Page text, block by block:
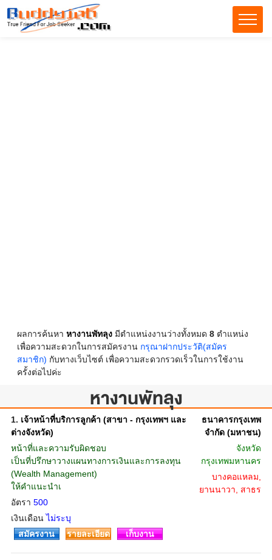
ผลการค้นหา หางานพัทลุงมีตำแหน่งงานว่างทั้งหมด 8ตำแหน่ง
เพื่อความสะดวกในการสมัครงาน กรุณาฝากประวัติ(สมัคร
สมาชิก) กับทางเว็บไซต์ เพื่อความสะดวกรวดเร็วในการใช้งาน
ครั้งต่อไปค่ะ
หางานพัทลุง
1. เจ้าหน้าที่บริการลูกค้า (สาขา - กรุงเทพฯ และ
ต่างจังหวัด)
หน้าที่และความรับผิดชอบ
เป็นที่ปรึกษาวางแผนทางการเงินและการลงทุน
(Wealth Management)
ให้คำแนะนำเ
อัตรา 500
เงินเดือนไม่ระบุ
ธนาคารกรุงเทพ
จำกัด (มหาชน)
จังหวัด
กรุงเทพมหานคร
บางคอแหลม,
ยานนาวา, สาธร
สมัครงาน รายละเอียด เก็บงาน